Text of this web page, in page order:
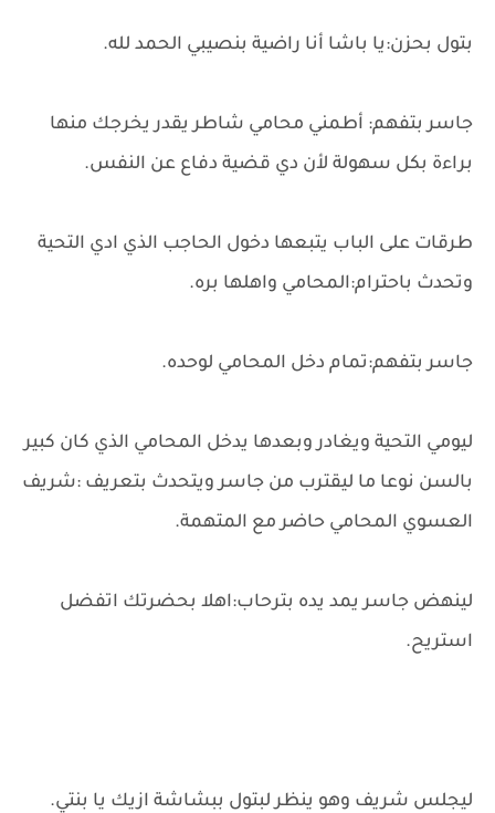
بتول بحزن:يا باشا أنا راضية بنصيبي الحمد لله.
جاسر بتفهم: أطمني محامي شاطر يقدر يخرجك منها
براءة بكل سهولة لأن دي قضية دفاع عن النفس.
طرقات على الباب يتبعها دخول الحاجب الذي ادي التحية
وتحدث باحترام:المحامي واهلها بره.
جاسر بتفهم:تمام دخل المحامي لوحده.
ليومي التحية ويغادر وبعدها يدخل المحامي الذي كان كبير
بالسن نوعا ما ليقترب من جاسر ويتحدث بتعريف :شريف
العسوي المحامي حاضر مع المتهمة.
لينهض جاسر يمد يده بترحاب:اهلا بحضرتك اتفضل
استريح.
ليجلس شريف وهو ينظر لبتول ببشاشة ازيك يا بنتي.